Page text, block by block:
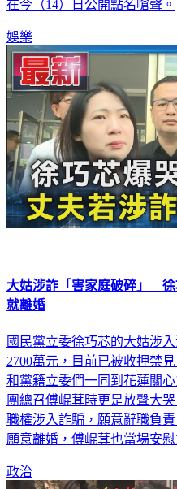
在今（14）日公開點名嗆聲。
娛樂
大姑涉詐「害家庭破碎」 徐
就離婚
國民黨立委徐巧芯的大姑涉
2700萬元，目前已被收押禁
和黨籍立委們一同到花蓮關
團總召傅崐萁時更是放聲大
職權涉入詐騙，願意辭職負
願意離婚，傅崐萁也當場安
政治